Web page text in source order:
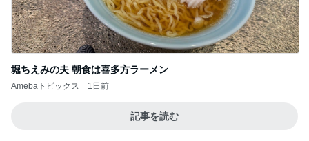
堀ちえみの夫 朝食は喜多方ラーメン
Amebaトピックス 1日前
記事を読む